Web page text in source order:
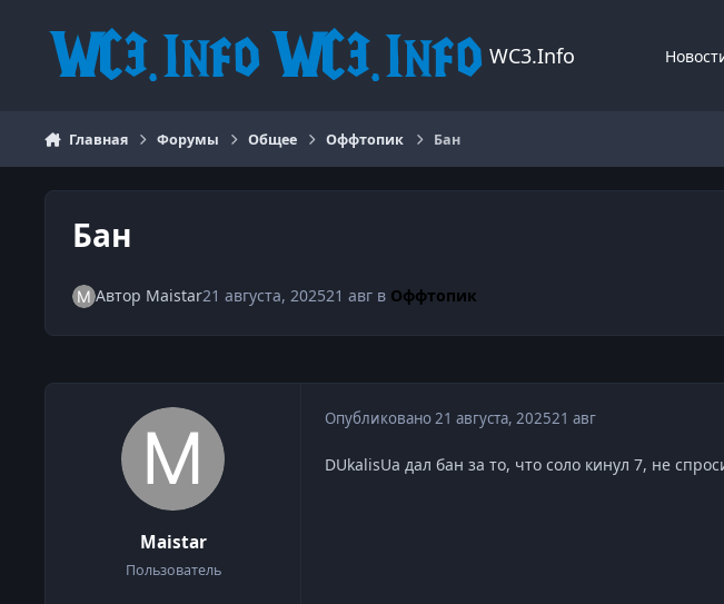
WC3.Info
Главная Форумы Общее Оффтопик Бан
Бан
Автор Maistar21 августа, 202521 авгв Оффтопик
Maistar
Пользователь
Опубликовано 21 августа, 202521 авг
DUkalisUa дал бан за то, что соло кинул 7, не